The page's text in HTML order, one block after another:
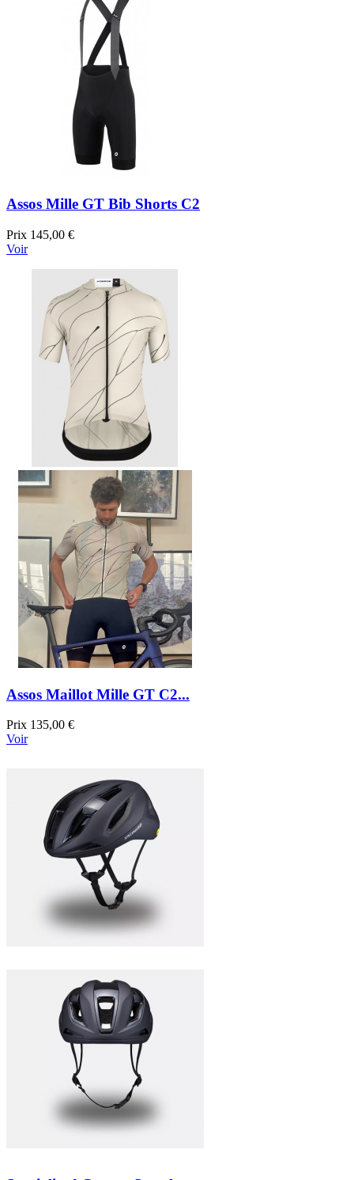
Assos Mille GT Bib Shorts C2
Prix 145,00 €
Voir
Assos Maillot Mille GT C2...
Prix 135,00 €
Voir